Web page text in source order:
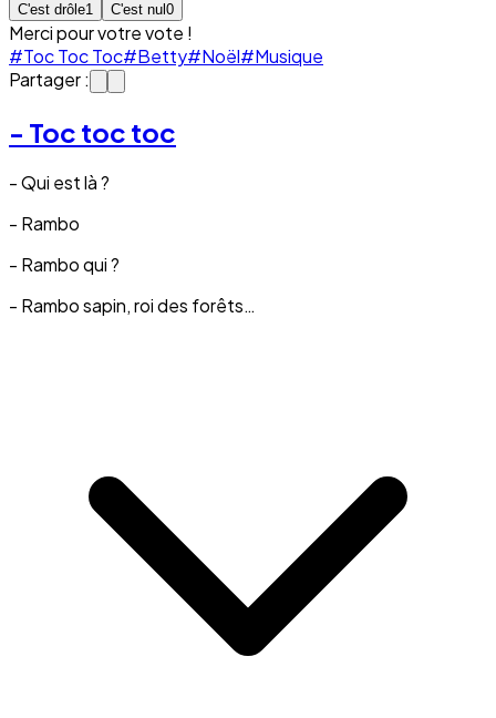
C'est drôle1 C'est nul 0
Merci pour votre vote !
#Toc Toc Toc#Betty#Noël#Musique
Partager :
- Toc toc toc
- Qui est là ?
- Rambo
- Rambo qui ?
- Rambo sapin, roi des forêts…